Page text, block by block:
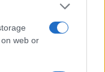
web or